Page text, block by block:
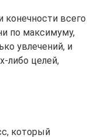
всего
по максимуму,
увлечений, и
либо целей,
который